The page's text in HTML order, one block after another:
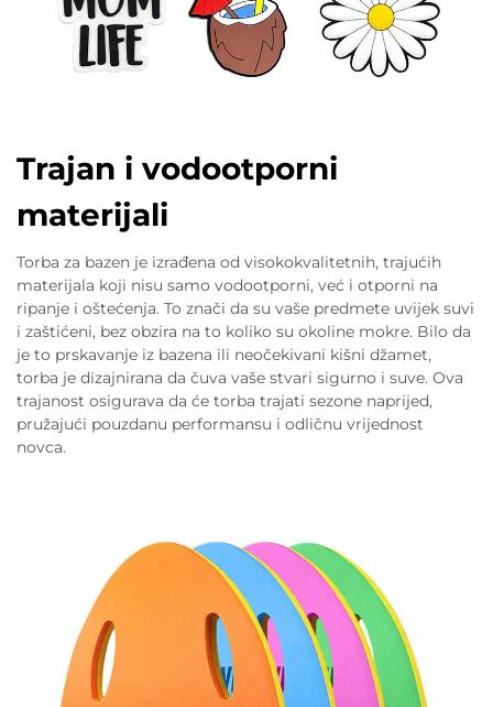
Trajan i vodootporni
materijali
Torba za bazen je izrađena od visokokvalitetnih, trajućih
materijala koji nisu samo vodootporni, već i otporni na
ripanje i oštećenja. To znači da su vaše predmete uvijek suvi
i zaštićeni, bez obzira na to koliko su okoline mokre. Bilo da
je to prskavanje iz bazena ili neočekivani kišni džamet,
torba je dizajnirana da čuva vaše stvari sigurno i suve. Ova
trajanost osigurava da će torba trajati sezone naprijed,
pružajući pouzdanu performansu i odličnu vrijednost
novca.